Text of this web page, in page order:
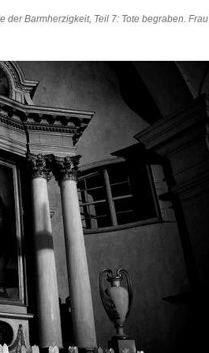
der Barmherzigkeit, Teil 7: Tote begraben. Frau